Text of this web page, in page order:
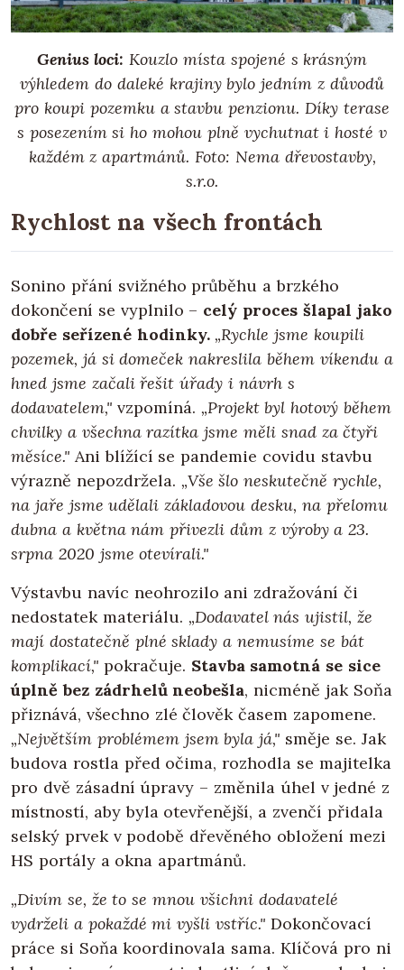
Genius loci: Kouzlo místa spojené s krásným
výhledem do daleké krajiny bylo jedním z důvodů
pro koupi pozemku a stavbu penzionu. Díky terase
s posezením si ho mohou plně vychutnat i hosté v
každém z apartmánů. Foto: Nema dřevostavby,
s.r.o.
Rychlost na všech frontách
Sonino přání svižného průběhu a brzkého
dokončení se vyplnilo – celý proces šlapal jako
dobře seřízené hodinky. „Rychle jsme koupili
pozemek, já si domeček nakreslila během víkendu a
hned jsme začali řešit úřady i návrh s
dodavatelem," vzpomíná. „Projekt byl hotový během
chvilky a všechna razítka jsme měli snad za čtyři
měsíce." Ani blížící se pandemie covidu stavbu
výrazně nepozdržela. „Vše šlo neskutečně rychle,
na jaře jsme udělali základovou desku, na přelomu
dubna a května nám přivezli dům z výroby a 23.
srpna 2020 jsme otevírali."
Výstavbu navíc neohrozilo ani zdražování či
nedostatek materiálu. „Dodavatel nás ujistil, že
mají dostatečně plné sklady a nemusíme se bát
komplikací," pokračuje. Stavba samotná se sice
úplně bez zádrhelů neobešla, nicméně jak Soňa
přiznává, všechno zlé člověk časem zapomene.
„Největším problémem jsem byla já," směje se. Jak
budova rostla před očima, rozhodla se majitelka
pro dvě zásadní úpravy – změnila úhel v jedné z
místností, aby byla otevřenější, a zvenčí přidala
selský prvek v podobě dřevěného obložení mezi
HS portály a okna apartmánů.
„Divím se, že to se mnou všichni dodavatelé
vydrželi a pokaždé mi vyšli vstříc." Dokončovací
práce si Soňa koordinovala sama. Klíčová pro ni